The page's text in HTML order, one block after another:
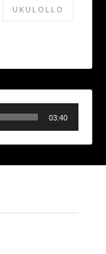
UKULOLLO
03:40